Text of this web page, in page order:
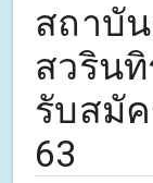
สถาบั
สวริน
รับสมั
63